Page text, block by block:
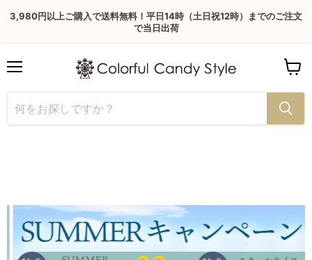
3,980円以上ご購入で送料無料！平日14時（土日祝12時）までのご注文
で当日出荷
cart